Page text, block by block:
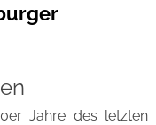
Jahre des letzten